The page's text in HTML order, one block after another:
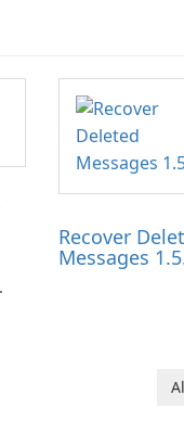
Recover
Messages